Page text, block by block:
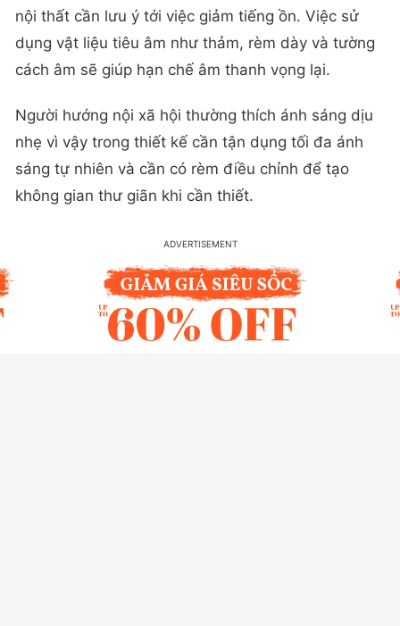
nội thất cần lưu ý tới việc giảm tiếng ồn. Việc sử
dụng vật liệu tiêu âm như thảm, rèm dày và tường
cách âm sẽ giúp hạn chế âm thanh vọng lại.
Người hướng nội xã hội thường thích ánh sáng dịu
nhẹ vì vậy trong thiết kế cần tận dụng tối đa ánh
sáng tự nhiên và cần có rèm điều chỉnh để tạo
không gian thư giãn khi cần thiết.